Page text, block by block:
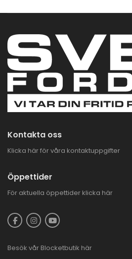
Kontakta oss
Klicka här för våra kontaktuppgifter
Öppettider
För aktuella öppettider klicka här
Besök vår Blocketbutik här